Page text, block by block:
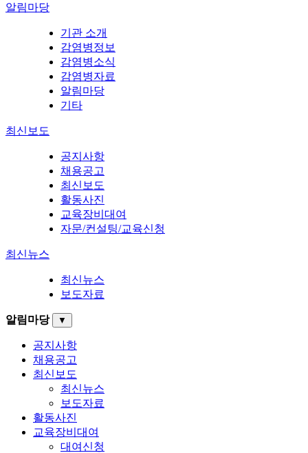
알림마당
기관 소개
감염병정보
감염병소식
감염병자료
알림마당
기타
최신보도
공지사항
채용공고
최신보도
활동사진
교육장비대여
자문/컨설팅/교육신청
최신뉴스
최신뉴스
보도자료
알림마당 ▼
공지사항
채용공고
최신보도
최신뉴스
보도자료
활동사진
교육장비대여
대여신청